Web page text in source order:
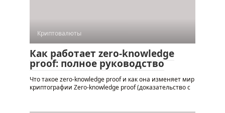
Криптовалюты
Как работает zero-knowledge
proof: полное руководство
Что такое zero-knowledge proof и как она изменяет мир
криптографии Zero-knowledge proof (доказательство с